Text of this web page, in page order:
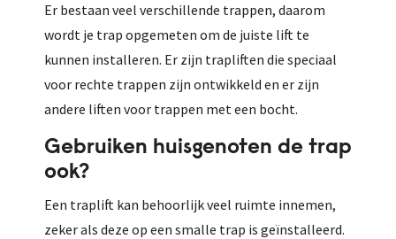
Er bestaan veel verschillende trappen, daarom
wordt je trap opgemeten om de juiste lift te
kunnen installeren. Er zijn trapliften die speciaal
voor rechte trappen zijn ontwikkeld en er zijn
andere liften voor trappen met een bocht.
Gebruiken huisgenoten de trap
ook?
Een traplift kan behoorlijk veel ruimte innemen,
zeker als deze op een smalle trap is geïnstalleerd.